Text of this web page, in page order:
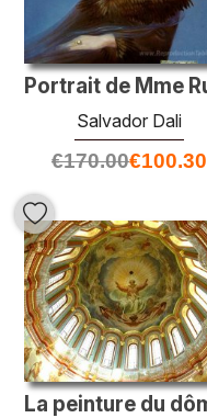
Salvador Dali
€170.00€100.30